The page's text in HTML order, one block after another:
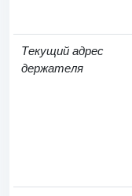
Текущий адрес
держателя